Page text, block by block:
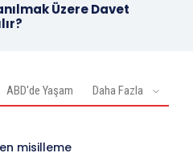
Üzere Davet
ABD'de Yaşam Daha Fazla
misilleme